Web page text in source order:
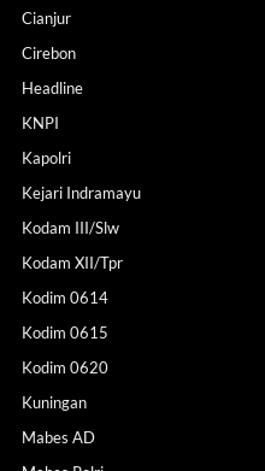
Cianjur
Cirebon
Headline
KNPI
Kapolri
Kejari Indramayu
Kodam III/Slw
Kodam XII/Tpr
Kodim 0614
Kodim 0615
Kodim 0620
Kuningan
Mabes AD